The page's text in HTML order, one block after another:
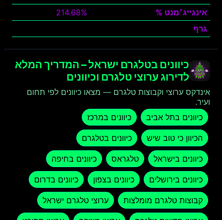
אינגייג׳מנט %
214.68%
גרף
כיוונים בטלגרם ישראל – המדריך המלא
לדירוג ערוצי טלגרם וכיוונים
אינדקס ערוצי וקבוצות טלגרם — מצאו כיוונים לפי תחום
ועיר.
כיוונים בתל אביב
כיוונים במרכז
הכיוון כי טוב שיש כיוונים בטלגרם
כיוונים בישראל טלגראס כיוונים בחיפה
כיוונים בירושלים כיוונים בצפון כיוונים בדרום
קבוצות טלגרם מומלצות ערוצי טלגרם ישראל